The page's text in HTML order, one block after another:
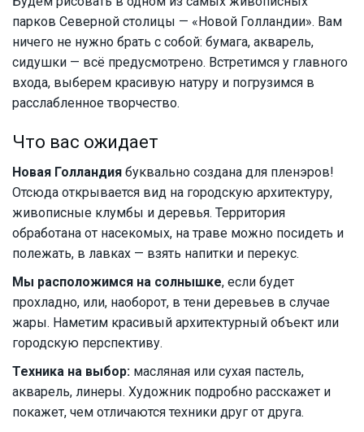
парков Северной столицы — «Новой Голландии». Вам
ничего не нужно брать с собой: бумага, акварель,
сидушки — всё предусмотрено. Встретимся у главного
входа, выберем красивую натуру и погрузимся в
расслабленное творчество.
Что вас ожидает
Новая Голландия буквально создана для пленэров!
Отсюда открывается вид на городскую архитектуру,
живописные клумбы и деревья. Территория
обработана от насекомых, на траве можно посидеть и
полежать, в лавках — взять напитки и перекус.
Мы расположимся на солнышке, если будет
прохладно, или, наоборот, в тени деревьев в случае
жары. Наметим красивый архитектурный объект или
городскую перспективу.
Техника на выбор: масляная или сухая пастель,
акварель, линеры. Художник подробно расскажет и
покажет, чем отличаются техники друг от друга.